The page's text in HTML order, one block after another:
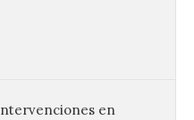
en